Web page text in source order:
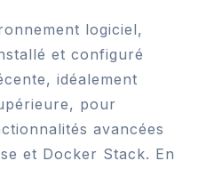
logiciel,
et configuré
idéalement
pour
avancées
et Docker Stack. En